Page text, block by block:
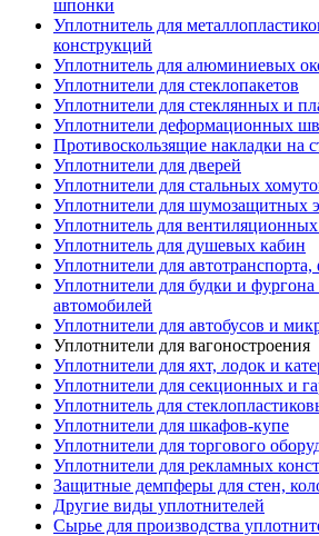
шпонки
Уплотнитель для
конструкций
Уплотнитель для алюминиевых
Уплотнители для стеклопакетов
Уплотнители для стеклянных и
Уплотнители деформационных
Противоскользящие накладки на
Уплотнители для дверей
Уплотнители для стальных
Уплотнители для шумозащитных
Уплотнитель для
Уплотнитель для душевых кабин
Уплотнители для автотранспорта,
Уплотнители для будки и фургона
автомобилей
Уплотнители для автобусов и
Уплотнители для вагоностроения
Уплотнители для яхт, лодок и
Уплотнители для секционных и
Уплотнитель для
Уплотнители для шкафов-купе
Уплотнители для торгового
Уплотнители для рекламных
Защитные демпферы для стен,
Другие виды уплотнителей
Сырье для производства